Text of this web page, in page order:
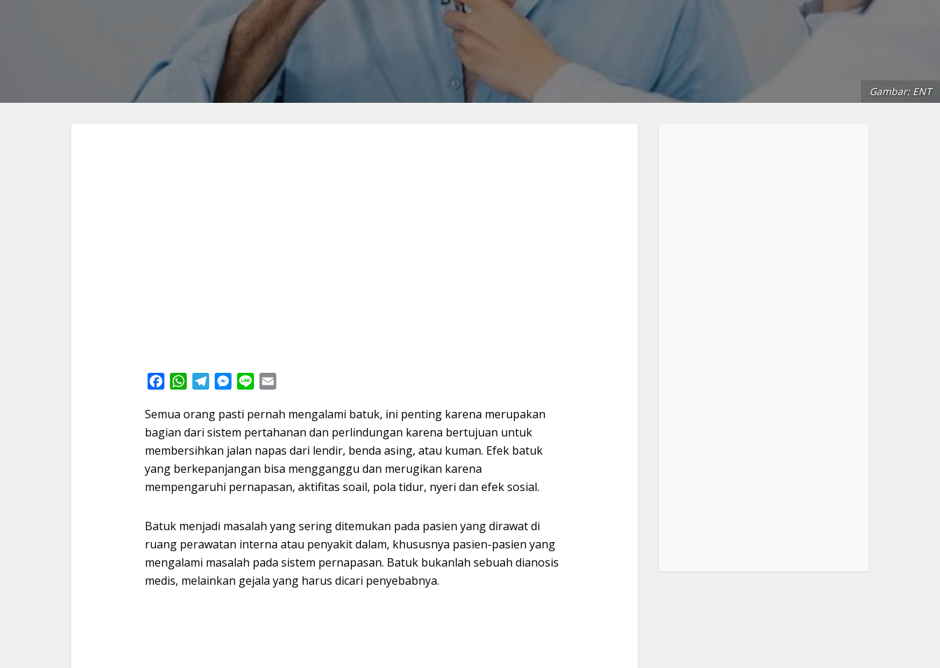
Gambar: ENT
FacebookWhatsApp
TelegramMessenger
Line
Semua orang pasti pernah mengalami batuk, ini penting karena merupakan
bagian dari sistem pertahanan dan perlindungan karena bertujuan untuk
membersihkan jalan napas dari lendir, benda asing, atau kuman. Efek batuk
yang berkepanjangan bisa mengganggu dan merugikan karena
mempengaruhi pernapasan, aktifitas soail, pola tidur, nyeri dan efek sosial.
Batuk menjadi masalah yang sering ditemukan pada pasien yang dirawat di
ruang perawatan interna atau penyakit dalam, khususnya pasien-pasien yang
mengalami masalah pada sistem pernapasan. Batuk bukanlah sebuah dianosis
medis, melainkan gejala yang harus dicari penyebabnya.